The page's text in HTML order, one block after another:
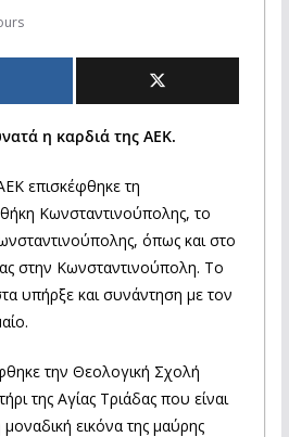
η καρδιά της ΑΕΚ.
επισκέφθηκε τη
Κωνσταντινούπολης, το
όπως και στο
στην Κωνσταντινούπολη. Το
υπήρξε και συνάντηση με τον
την Θεολογική Σχολή
της Αγίας Τριάδας που είναι
εικόνα της μαύρης